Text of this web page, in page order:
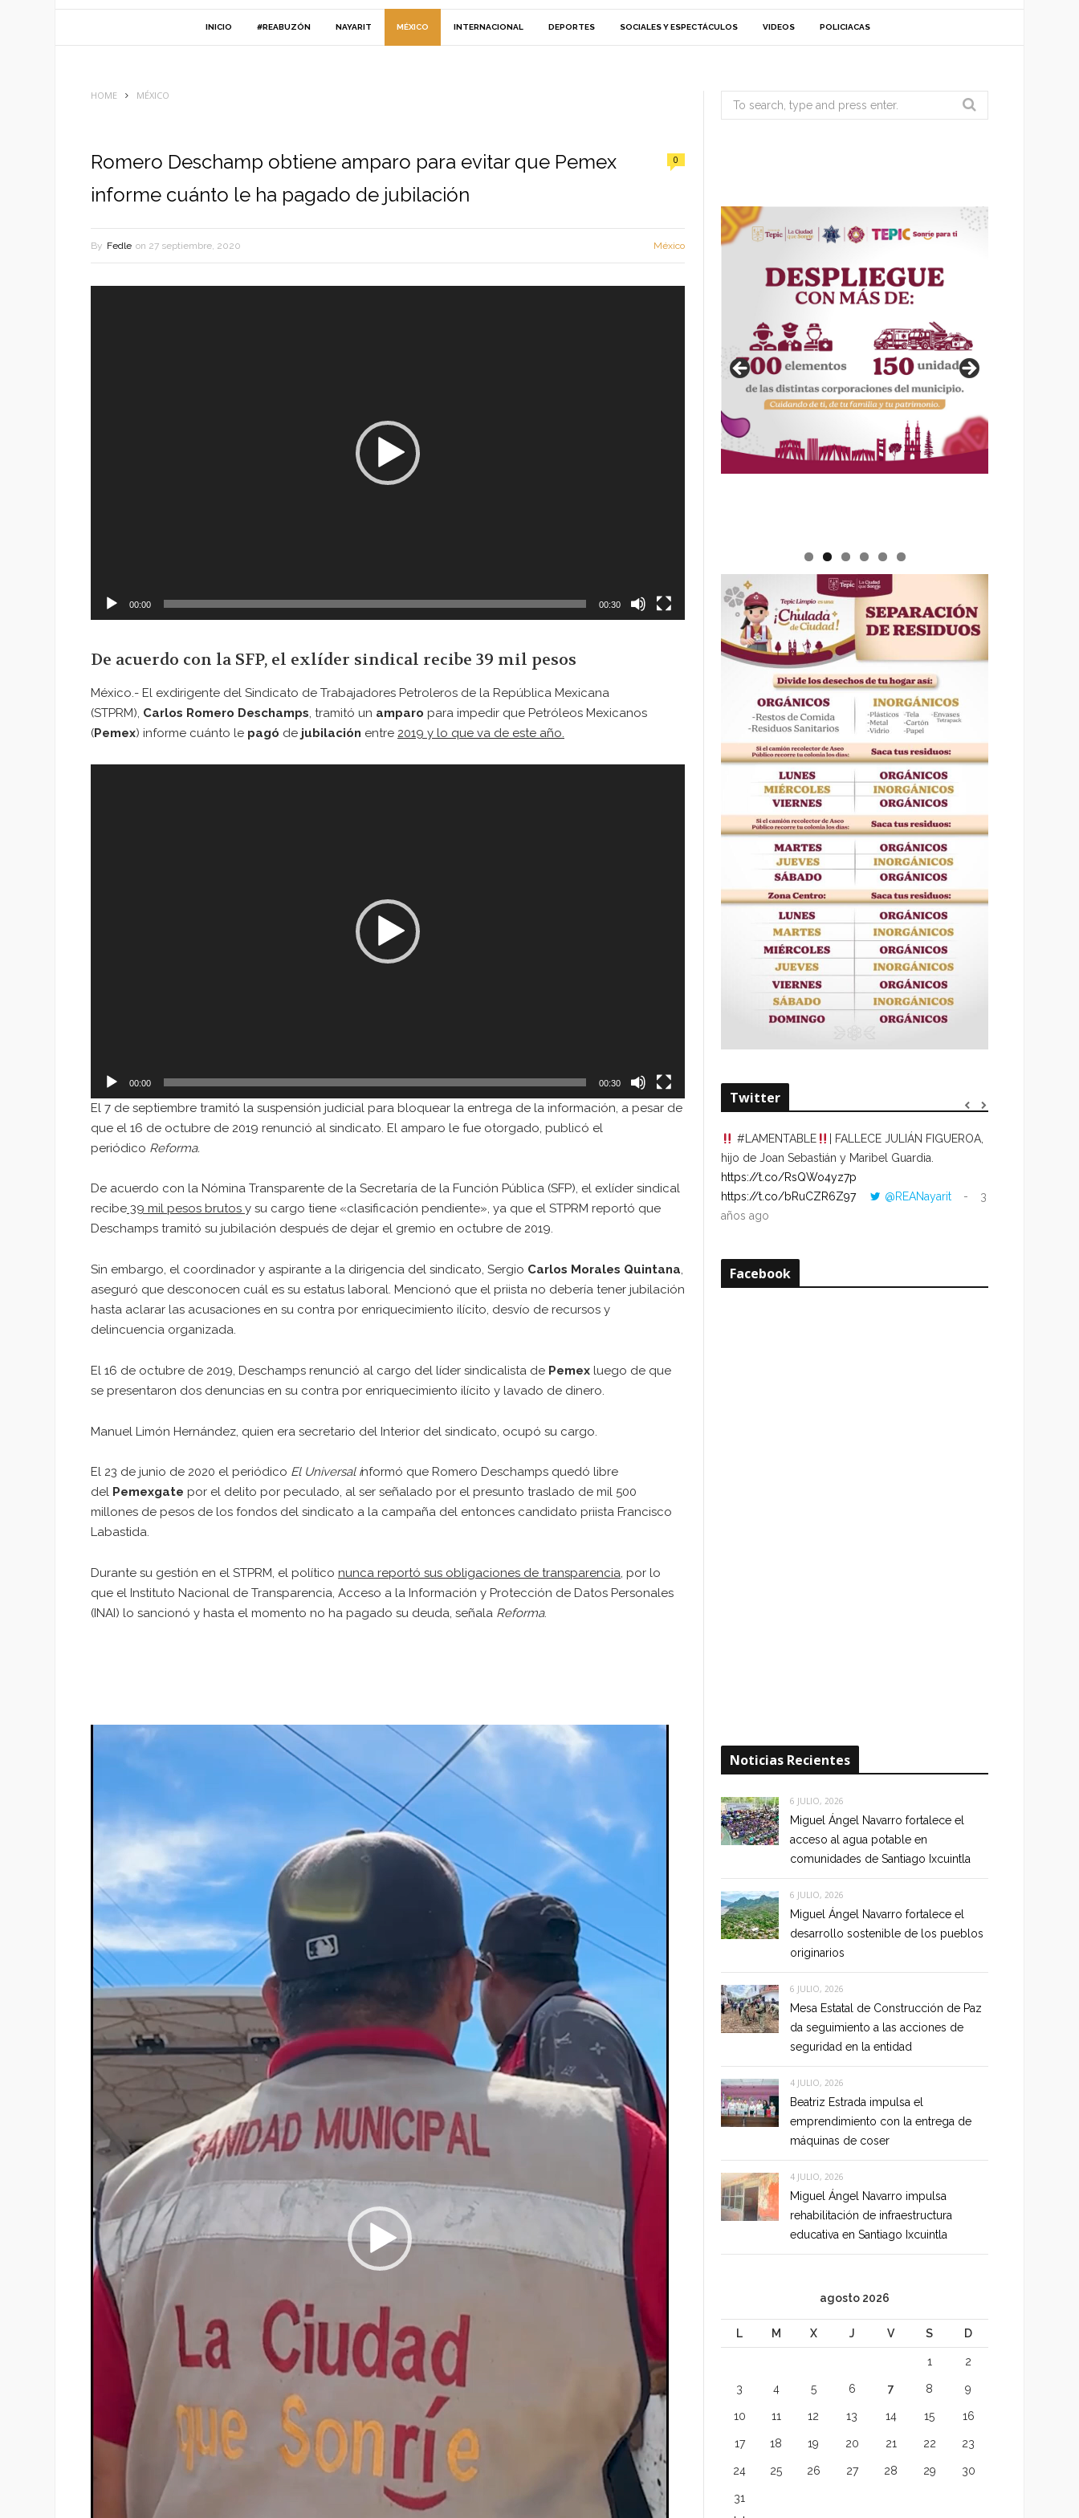
INICIO #REABUZÓN NAYARIT MÉXICO INTERNACIONAL DEPORTES SOCIALES Y ESPECTÁCULOS VIDEOS POLICIACAS
HOME MÉXICO
Romero Deschamp obtiene amparo para evitar que Pemex
informe cuánto le ha pagado de jubilación
0
By Fedle on 27 septiembre, 2020 México
00:00 00:30
De acuerdo con la SFP, el exlíder sindical recibe 39 mil pesos
México.- El exdirigente del Sindicato de Trabajadores Petroleros de la República Mexicana
(STPRM), Carlos Romero Deschamps, tramitó un amparo para impedir que Petróleos Mexicanos
(Pemex) informe cuánto le pagó de jubilación entre 2019 y lo que va de este año.
00:00 00:30
El 7 de septiembre tramitó la suspensión judicial para bloquear la entrega de la información, a pesar de
que el 16 de octubre de 2019 renunció al sindicato. El amparo le fue otorgado, publicó el
periódico Reforma.
De acuerdo con la Nómina Transparente de la Secretaría de la Función Pública (SFP), el exlíder sindical
recibe 39 mil pesos brutos y su cargo tiene «clasificación pendiente», ya que el STPRM reportó que
Deschamps tramitó su jubilación después de dejar el gremio en octubre de 2019.
Sin embargo, el coordinador y aspirante a la dirigencia del sindicato, Sergio Carlos Morales Quintana,
aseguró que desconocen cuál es su estatus laboral. Mencionó que el priista no debería tener jubilación
hasta aclarar las acusaciones en su contra por enriquecimiento ilícito, desvío de recursos y
delincuencia organizada.
El 16 de octubre de 2019, Deschamps renunció al cargo del líder sindicalista de Pemex luego de que
se presentaron dos denuncias en su contra por enriquecimiento ilícito y lavado de dinero.
Manuel Limón Hernández, quien era secretario del Interior del sindicato, ocupó su cargo.
El 23 de junio de 2020 el periódico El Universal informó que Romero Deschamps quedó libre
del Pemexgate por el delito por peculado, al ser señalado por el presunto traslado de mil 500
millones de pesos de los fondos del sindicato a la campaña del entonces candidato priista Francisco
Labastida.
Durante su gestión en el STPRM, el político nunca reportó sus obligaciones de transparencia, por lo
que el Instituto Nacional de Transparencia, Acceso a la Información y Protección de Datos Personales
(INAI) lo sancionó y hasta el momento no ha pagado su deuda, señala Reforma.
Reproductor
Search
for:
Twitter
#LAMENTABLE
| FALLECE JULIÁN FIGUEROA,
hijo de Joan Sebastián y Maribel Guardia.
https://t.co/RsQWo4yz7p
https://t.co/bRuCZR6Z97
@REANayarit
3
años ago
Facebook
Noticias Recientes
6 JULIO, 2026
Miguel Ángel Navarro fortalece el
acceso al agua potable en
comunidades de Santiago Ixcuintla
6 JULIO, 2026
Miguel Ángel Navarro fortalece el
desarrollo sostenible de los pueblos
originarios
6 JULIO, 2026
Mesa Estatal de Construcción de Paz
da seguimiento a las acciones de
seguridad en la entidad
4 JULIO, 2026
Beatriz Estrada impulsa el
emprendimiento con la entrega de
máquinas de coser
4 JULIO, 2026
Miguel Ángel Navarro impulsa
rehabilitación de infraestructura
educativa en Santiago Ixcuintla
agosto 2026
L M X J V S D
1 2
3 4 5 6 7 8 9
10 11 12 13 14 15 16
17 18 19 20 21 22 23
24 25 26 27 28 29 30
31